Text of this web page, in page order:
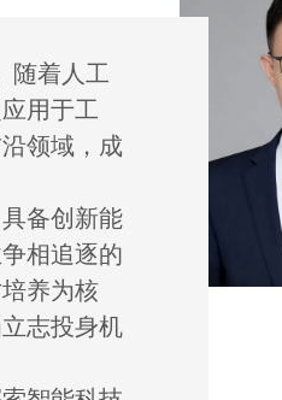
随着人工
用于工
领域，成
备创新能
相追逐的
养为核
志投身机